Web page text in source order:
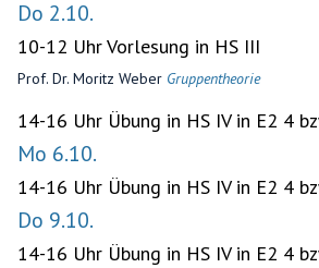
Do 2.10.
10-12 Uhr Vorlesung in HS III
Prof. Dr. Moritz Weber Gruppentheorie
14-16 Uhr Übung in HS IV in E2 4
Mo 6.10.
14-16 Uhr Übung in HS IV in E2 4
Do 9.10.
14-16 Uhr Übung in HS IV in E2 4